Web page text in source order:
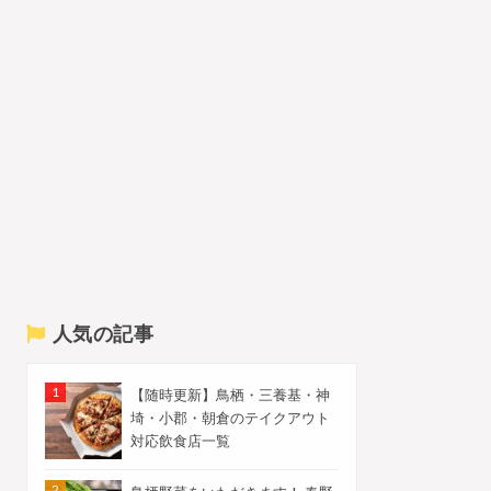
人気の記事
【随時更新】鳥栖・三養基・神
埼・小郡・朝倉のテイクアウト
対応飲食店一覧